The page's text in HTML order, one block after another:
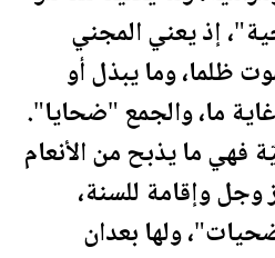
إذ يعني المجني
ظلما، وما يبذل أو
ما، والجمع "ضحايا".
فهي ما يذبح من الأنعام
وجل وإقامة للسنة،
ولها بعدان